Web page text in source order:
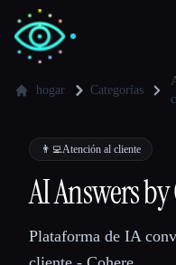
💻 Desarrolladores
🎓Estudiantes
hogar Categorías
👨‍💻Atención al cliente
AI Answers
Plataforma de IA